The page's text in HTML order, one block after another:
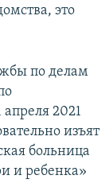
это
по делам
2021
изъят
больница
и ребенка»